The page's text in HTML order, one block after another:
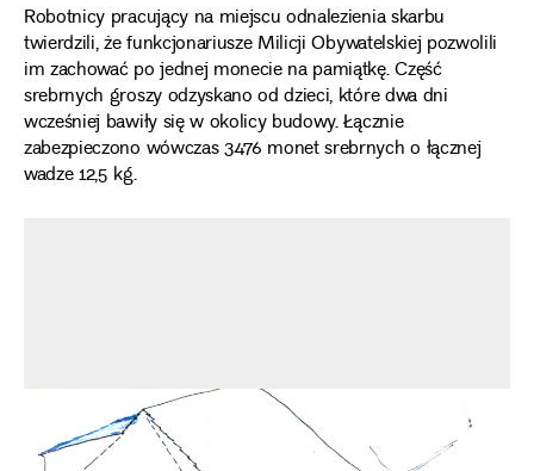
Robotnicy pracujący na miejscu odnalezienia skarbu
twierdzili, że funkcjonariusze Milicji Obywatelskiej pozwolili
im zachować po jednej monecie na pamiątkę. Część
srebrnych groszy odzyskano od dzieci, które dwa dni
wcześniej bawiły się w okolicy budowy. Łącznie
zabezpieczono wówczas 3476 monet srebrnych o łącznej
wadze 12,5 kg.